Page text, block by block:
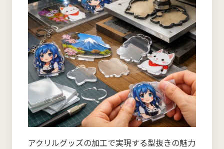
アクリルグッズの加工で実現する型抜きの魅力